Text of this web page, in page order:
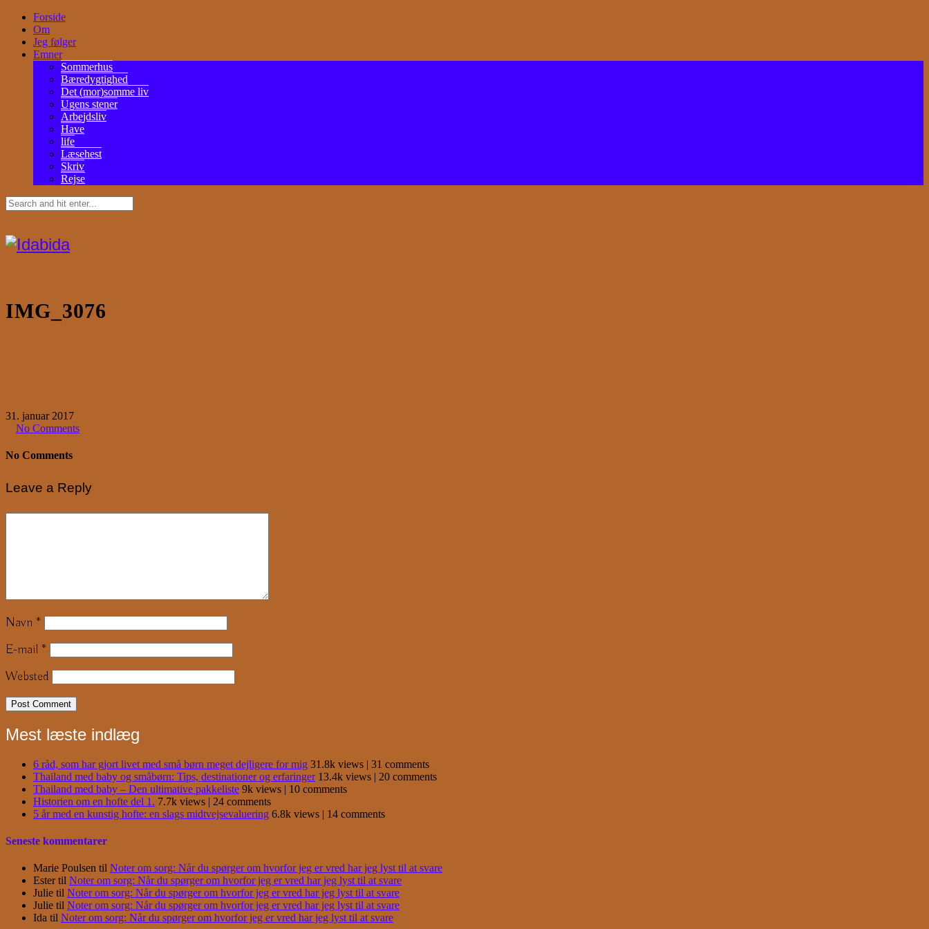
Forside
Om
Jeg følger
Emner
Sommerhus
Bæredygtighed
Det (mor)somme liv
Ugens stener
Arbejdsliv
Have
life
Læsehest
Skriv
Rejse
IMG_3076
31. januar 2017
No Comments
No Comments
Leave a Reply
Navn *
E-mail *
Websted
Mest læste indlæg
6 råd, som har gjort livet med små børn meget dejligere for mig 31.8k views | 31 comments
Thailand med baby og småbørn: Tips, destinationer og erfaringer 13.4k views | 20 comments
Thailand med baby – Den ultimative pakkeliste 9k views | 10 comments
Historien om en hofte del 1. 7.7k views | 24 comments
5 år med en kunstig hofte: en slags midtvejsevaluering 6.8k views | 14 comments
Seneste kommentarer
Marie Poulsen til Noter om sorg: Når du spørger om hvorfor jeg er vred har jeg lyst til at svare
Estertil Noter om sorg: Når du spørger om hvorfor jeg er vred har jeg lyst til at svare
Julie til Noter om sorg: Når du spørger om hvorfor jeg er vred har jeg lyst til at svare
Julie til Noter om sorg: Når du spørger om hvorfor jeg er vred har jeg lyst til at svare
Ida til Noter om sorg: Når du spørger om hvorfor jeg er vred har jeg lyst til at svare